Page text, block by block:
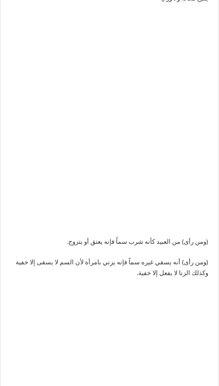
(ومن رأى) من العبيد كأنه شرب سماً فإنه يعتق أو يتزوج.
(ومن رأى) أنه يسقي غيره سماً فإنه يزني بامرأة لأن السم لا يسقى إلا خفية
وكذلك الزنا لا يفعل إلا خفية.